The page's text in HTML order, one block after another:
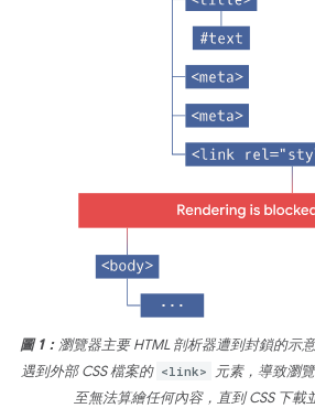
圖 1： 瀏覽器主要 HTML 剖析器遭到封鎖的示
遇到外部 CSS 檔案的 <link>
元素，導致瀏
至無法算繪任何內容，直到 CSS 下載